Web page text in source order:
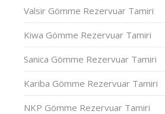
Valsir Gömme Rezervuar Tamiri
Kiwa Gömme Rezervuar Tamiri
Sanica Gömme Rezervuar Tamiri
Kariba Gömme Rezervuar Tamiri
NKP Gömme Rezervuar Tamiri